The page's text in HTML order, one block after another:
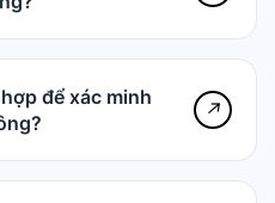
để xác minh
↗